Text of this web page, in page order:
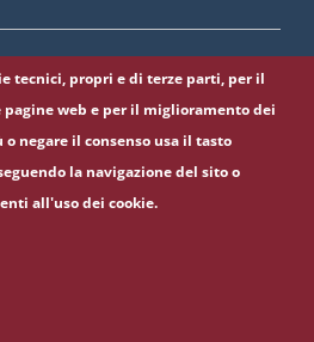
- Piazzale Aldo Moro 5,
tecnici, propri e di terze parti, per il
web e per il miglioramento dei
negare il consenso usa il tasto
la navigazione del sito o
all'uso dei cookie.